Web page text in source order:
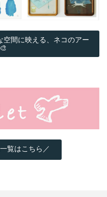
空間に映える、ネコのアー
覧はこちら／